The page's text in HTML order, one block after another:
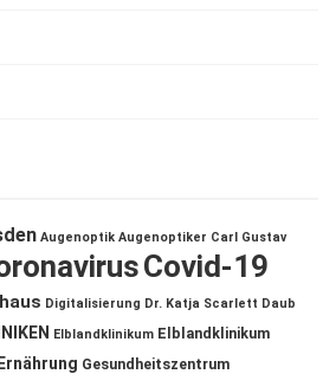
Augenoptik Augenoptiker Carl Gustav
Covid-19
Digitalisierung Dr. Katja Scarlett Daub
Elblandklinikum Elblandklinikum
Ernährung Gesundheitszentrum